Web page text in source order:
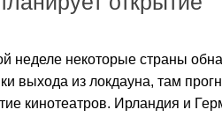
неделе некоторые страны
выхода из локдауна, там
кинотеатров. Ирландия и